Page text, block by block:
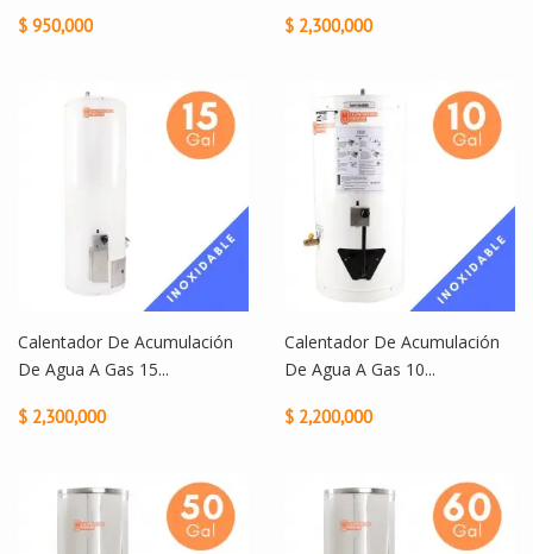
$ 950,000 $ 2,300,000
Calentador De Acumulación
De Agua A Gas 15...
$ 2,300,000
Calentador De Acumulación
De Agua A Gas 10...
$ 2,200,000